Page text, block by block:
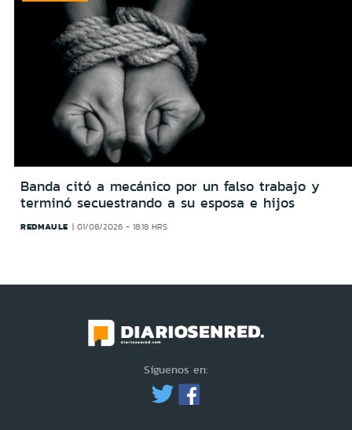
Banda citó a mecánico por un falso trabajo y
terminó secuestrando a su esposa e hijos
REDMAULE 01/08/2026 - 18:18 HRS
Síguenos en: